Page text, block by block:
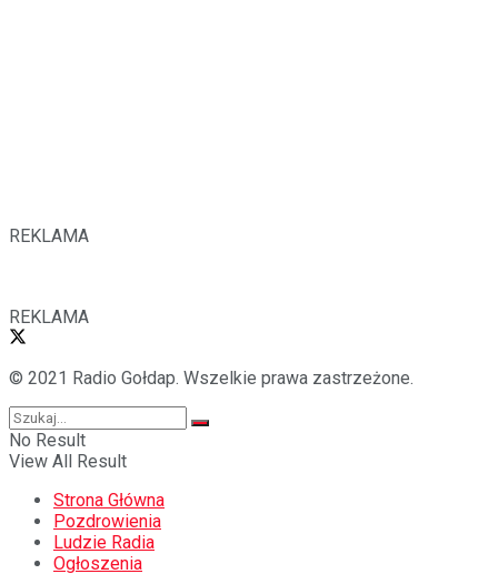
REKLAMA
REKLAMA
© 2021 Radio Gołdap. Wszelkie prawa zastrzeżone.
No Result
View All Result
Strona Główna
Pozdrowienia
Ludzie Radia
Ogłoszenia